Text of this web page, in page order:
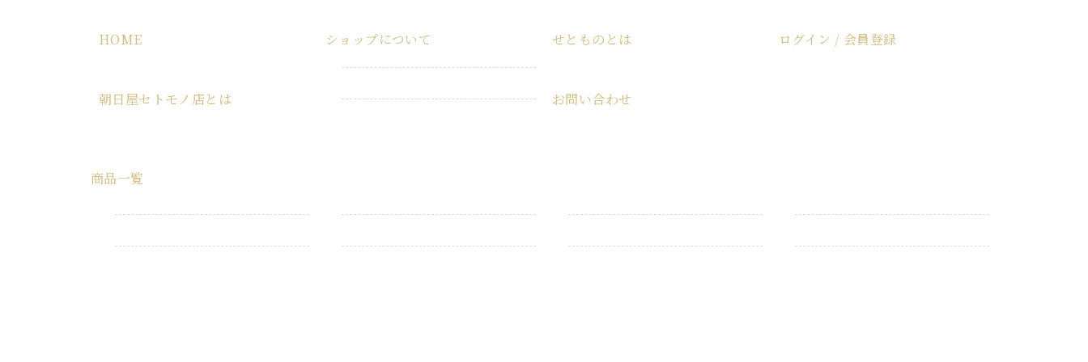
HOME
朝日屋セトモノ店とは
ショップについて
ショップ
特定商取引法に基づく表記
せとものとは
お問い合わせ
ログイン / 会員登録
商品一覧
すべての商品
業務用品
うつわ・食器
衛生用品
こども用品
キャンプ用品
カトラリー
仏具・仏花